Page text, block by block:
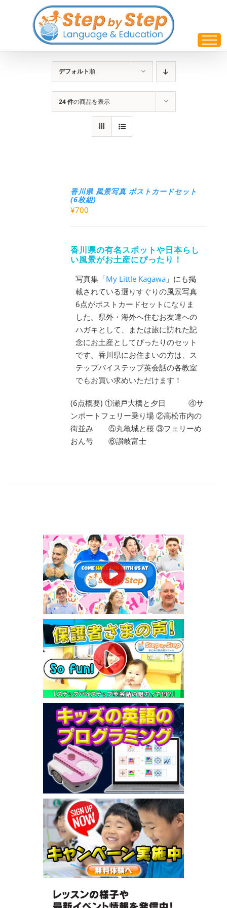
デフォルト順
24 件の商品を表示
香川県 風景写真 ポストカードセット
(6枚組)
¥700
香川県の有名スポットや日本らし
い風景がお土産にぴったり！
写真集「My Little Kagawa 」にも掲
載されている選りすぐりの風景写真
6点がポストカードセットになりま
した。県外・海外へ住むお友達への
ハガキとして、または旅に訪れた記
念にお土産としてぴったりのセット
です。香川県にお住まいの方は、ス
テップバイステップ英会話の各教室
でもお買い求めいただけます！
(6点概要) ①瀬戸大橋と夕日 ④サ
ンポートフェリー乗り場 ②高松市内の
街並み ⑤丸亀城と桜 ③フェリーめ
おん号 ⑥讃岐富士